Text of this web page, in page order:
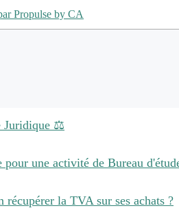
Propulse by CA
Juridique ⚖️
une activité de Bureau
la TVA sur ses achats ?